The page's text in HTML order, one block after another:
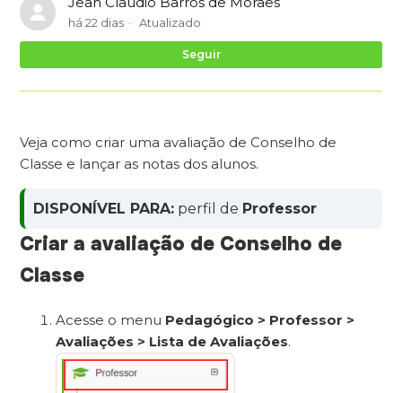
há 22 dias Atualizado
Seguir
Veja como criar uma avaliação de Conselho de
Classe e lançar as notas dos alunos.
DISPONÍVEL PARA: perfil de Professor
Criar a avaliação de Conselho de
Classe
Acesse o menu Pedagógico > Professor >
Avaliações > Lista de Avaliações.